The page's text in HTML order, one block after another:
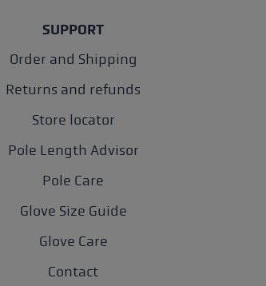
SUPPORT
Order and Shipping
Returns and refunds
Store locator
Pole Length Advisor
Pole Care
Glove Size Guide
Glove Care
Contact